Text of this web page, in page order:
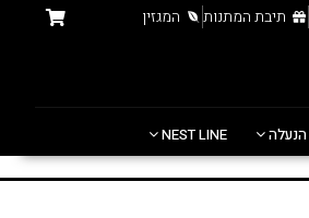
תיבת המתנות המגזין
הנעלה NEST LINE